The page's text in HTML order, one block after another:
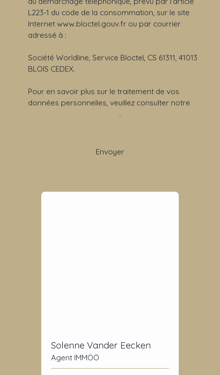
L223-1 du code de la consommation, sur le site
Internet www.bloctel.gouv.fr ou par courrier
adressé à :
Société Worldline, Service Bloctel, CS 61311, 41013
BLOIS CEDEX.
Pour en savoir plus sur le traitement de vos
données personnelles, veuillez consulter notre
.
Envoyer
Solenne Vander Eecken
Agent IMMÖÖ